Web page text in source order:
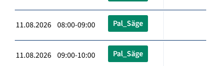
11.08.2026 08:00-09:00 Pal_Säge
11.08.2026 09:00-10:00 Pal_Säge